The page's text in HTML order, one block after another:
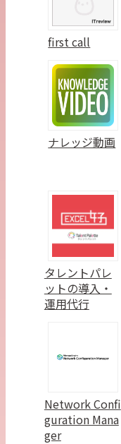
first call
ナレッジ動画
タレントパレ
ットの導入・
運用代行
Network Confi
guration Mana
ger